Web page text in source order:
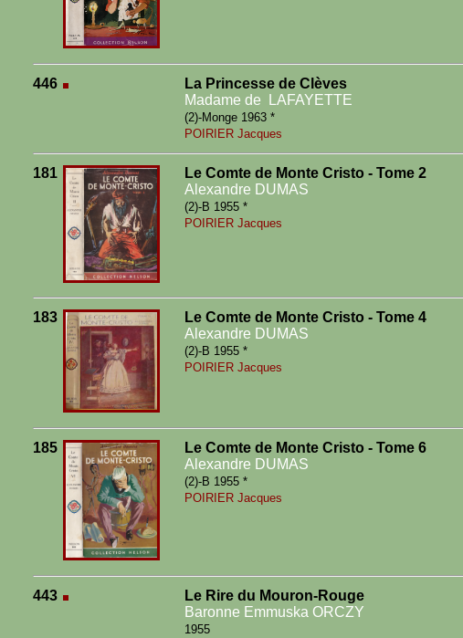
446
La Princesse de Clèves
Madame de LAFAYETTE
(2)-Monge 1963 *
POIRIER Jacques
181
Le Comte de Monte Cristo - Tome 2
Alexandre DUMAS
(2)-B 1955 *
POIRIER Jacques
183
Le Comte de Monte Cristo - Tome 4
Alexandre DUMAS
(2)-B 1955 *
POIRIER Jacques
185
Le Comte de Monte Cristo - Tome 6
Alexandre DUMAS
(2)-B 1955 *
POIRIER Jacques
443
Le Rire du Mouron-Rouge
Baronne Emmuska ORCZY
1955